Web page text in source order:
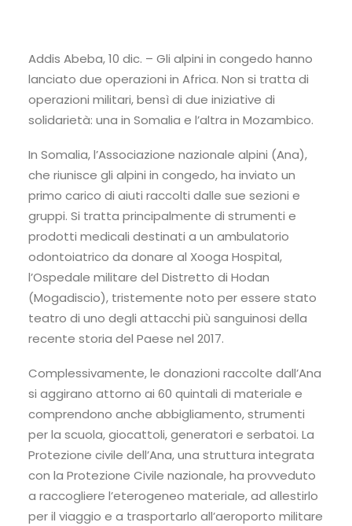
Addis Abeba, 10 dic. – Gli alpini in congedo hanno
lanciato due operazioni in Africa. Non si tratta di
operazioni militari, bensì di due iniziative di
solidarietà: una in Somalia e l’altra in Mozambico.
In Somalia, l’Associazione nazionale alpini (Ana),
che riunisce gli alpini in congedo, ha inviato un
primo carico di aiuti raccolti dalle sue sezioni e
gruppi. Si tratta principalmente di strumenti e
prodotti medicali destinati a un ambulatorio
odontoiatrico da donare al Xooga Hospital,
l’Ospedale militare del Distretto di Hodan
(Mogadiscio), tristemente noto per essere stato
teatro di uno degli attacchi più sanguinosi della
recente storia del Paese nel 2017.
Complessivamente, le donazioni raccolte dall’Ana
si aggirano attorno ai 60 quintali di materiale e
comprendono anche abbigliamento, strumenti
per la scuola, giocattoli, generatori e serbatoi. La
Protezione civile dell’Ana, una struttura integrata
con la Protezione Civile nazionale, ha provveduto
a raccogliere l’eterogeneo materiale, ad allestirlo
per il viaggio e a trasportarlo all’aeroporto militare